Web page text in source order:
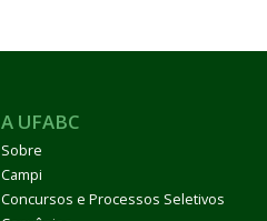
A UFABC
Sobre
Campi
Concursos e Processos Seletivos